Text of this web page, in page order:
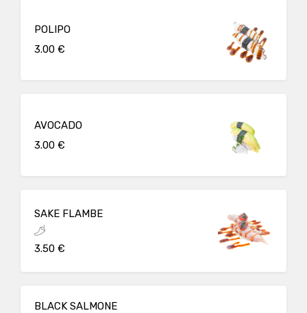
POLIPO
3.00 €
AVOCADO
3.00 €
SAKE FLAMBE
3.50 €
BLACK SALMONE